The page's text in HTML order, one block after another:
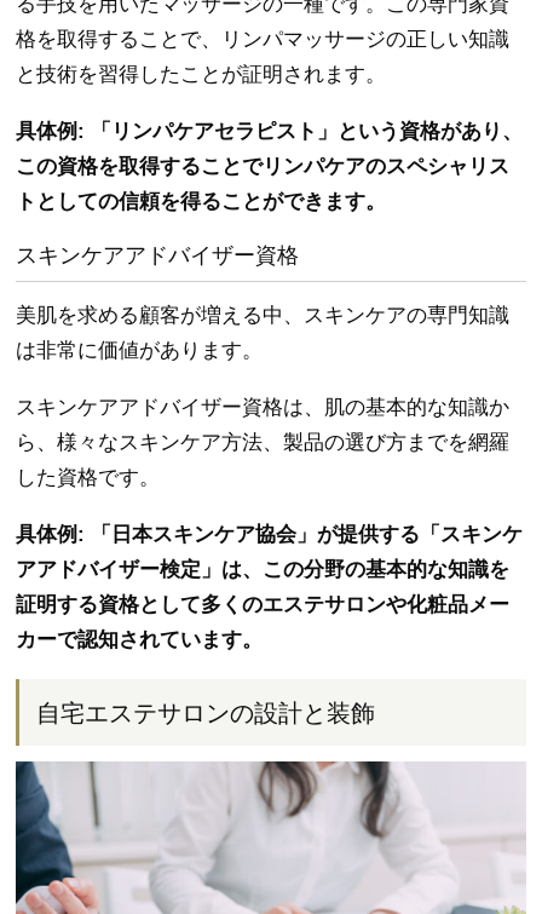
格を取得することで、リンパマッサージの正しい知識
と技術を習得したことが証明されます。
具体例: 「リンパケアセラピスト」という資格があり、
この資格を取得することでリンパケアのスペシャリス
トとしての信頼を得ることができます。
スキンケアアドバイザー資格
美肌を求める顧客が増える中、スキンケアの専門知識
は非常に価値があります。
スキンケアアドバイザー資格は、肌の基本的な知識か
ら、様々なスキンケア方法、製品の選び方までを網羅
した資格です。
具体例: 「日本スキンケア協会」が提供する「スキンケ
アアドバイザー検定」は、この分野の基本的な知識を
証明する資格として多くのエステサロンや化粧品メー
カーで認知されています。
自宅エステサロンの設計と装飾